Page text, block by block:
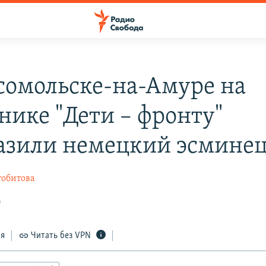
на-Амуре на
"Дети – фронту"
немецкий
Читать без VPN